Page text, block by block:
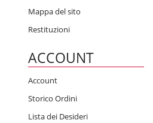
Mappa del sito
Restituzioni
ACCOUNT
Account
Storico Ordini
Lista dei Desideri